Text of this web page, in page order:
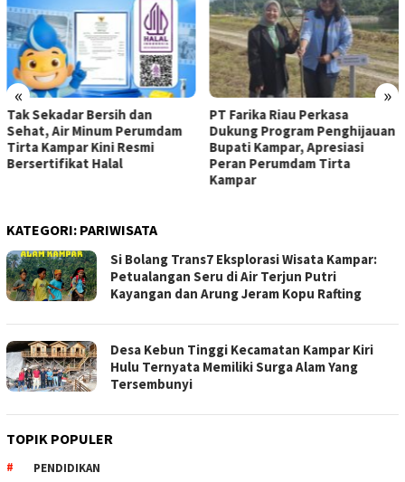
« »
Tak Sekadar Bersih dan
Sehat, Air Minum Perumdam
Tirta Kampar Kini Resmi
Bersertifikat Halal
PT Farika Riau Perkasa
Dukung Program Penghijauan
Bupati Kampar, Apresiasi
Peran Perumdam Tirta
Kampar
KATEGORI: PARIWISATA
Si Bolang Trans7 Eksplorasi Wisata Kampar:
Petualangan Seru di Air Terjun Putri
Kayangan dan Arung Jeram Kopu Rafting
Desa Kebun Tinggi Kecamatan Kampar Kiri
Hulu Ternyata Memiliki Surga Alam Yang
Tersembunyi
TOPIK POPULER
PENDIDIKAN